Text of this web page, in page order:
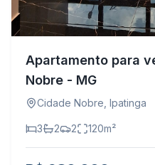
Apartamento para
Nobre - MG
Cidade Nobre Ipatinga
3 2 2 120m²